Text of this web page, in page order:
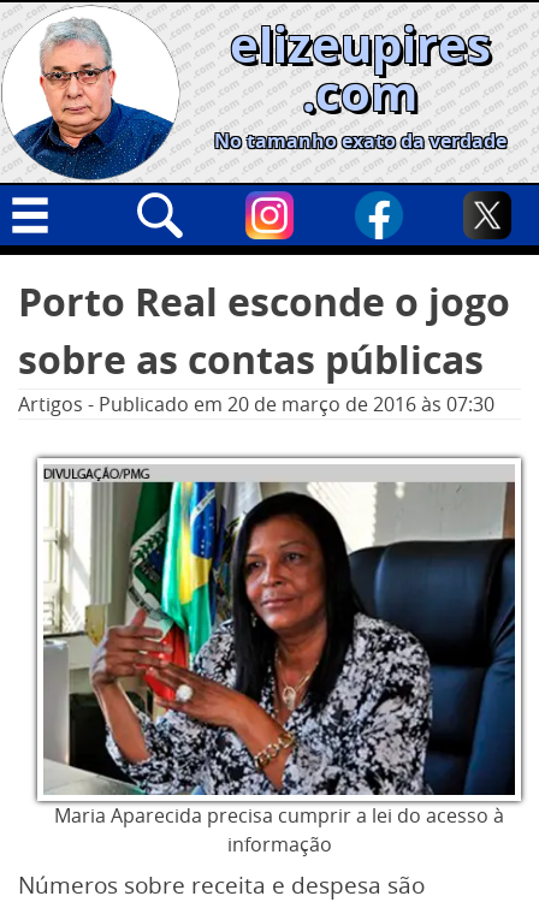
Skip
to
content
elizeupires
.com
No tamanho exato da verdade
Geral
Cidades
Política
Opinião
Informe especial
por:
Porto Real esconde o jogo
sobre as contas públicas
Artigos - Publicado em 20 de março de 2016às 07:30
Maria Aparecida precisa cumprir a lei do acesso à
informação
Números sobre receita e despesa são